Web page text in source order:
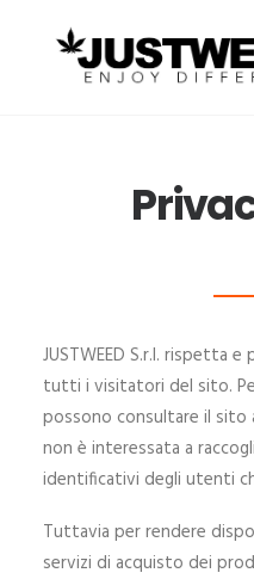
PRIVACY POLICY
CONTATTI
RICERCA
CARRELLO
JUSTWEED S.r.l. rispetta
tutti i visitatori del sito.
possono consultare il sito
non è interessata a
identificativi degli utenti
Tuttavia per rendere
servizi di acquisto dei